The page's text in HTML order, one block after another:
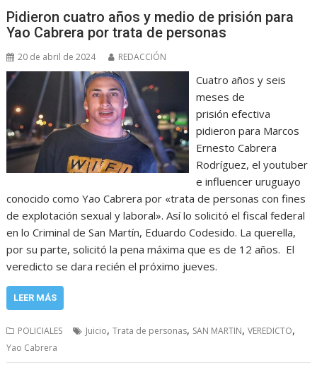
Pidieron cuatro años y medio de prisión para
Yao Cabrera por trata de personas
20 de abril de 2024 REDACCIÓN
Cuatro años y seis
meses de
prisión efectiva
pidieron para Marcos
Ernesto Cabrera
Rodríguez, el youtuber
e influencer uruguayo
conocido como Yao Cabrera por «trata de personas con fines
de explotación sexual y laboral». Así lo solicitó el fiscal federal
en lo Criminal de San Martín, Eduardo Codesido. La querella,
por su parte, solicitó la pena máxima que es de 12 años. El
veredicto se dara recién el próximo jueves.
LEER MÁS
POLICIALES Juicio,Trata de personas, SAN MARTIN,VEREDICTO,
Yao Cabrera